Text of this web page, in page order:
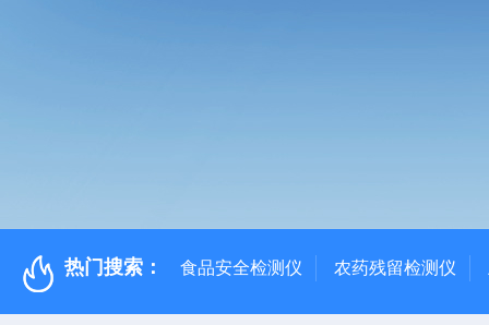
热门搜索： 食品安全检测仪 农药残留检测仪